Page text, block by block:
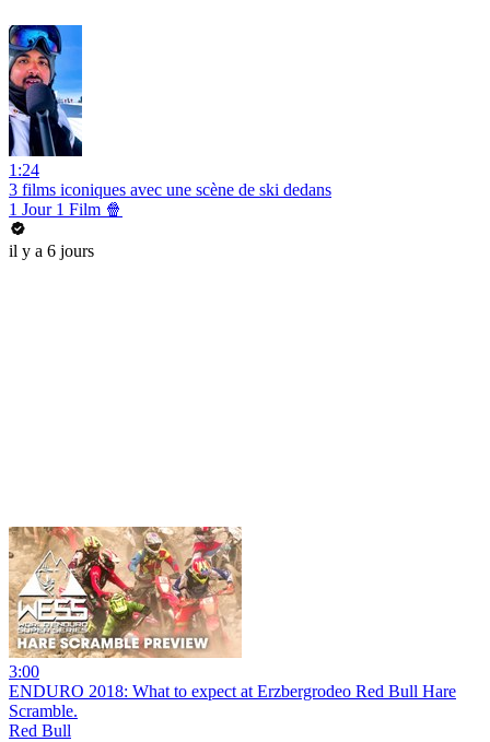
1:24
3 films iconiques avec une scène de ski dedans
1 Jour 1 Film 🍿
il y a 6 jours
3:00
ENDURO 2018: What to expect at Erzbergrodeo Red Bull Hare
Scramble.
Red Bull